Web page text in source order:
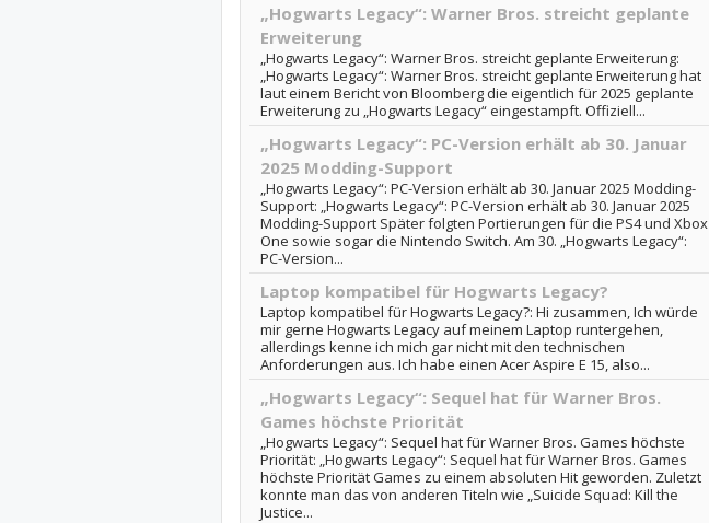
„Hogwarts Legacy“: Warner Bros. streicht geplante
Erweiterung
„Hogwarts Legacy“: Warner Bros. streicht geplante Erweiterung:
„Hogwarts Legacy“: Warner Bros. streicht geplante Erweiterung hat
laut einem Bericht von Bloomberg die eigentlich für 2025 geplante
Erweiterung zu „Hogwarts Legacy“ eingestampft. Offiziell...
„Hogwarts Legacy“: PC-Version erhält ab 30. Januar
2025 Modding-Support
„Hogwarts Legacy“: PC-Version erhält ab 30. Januar 2025 Modding-
Support: „Hogwarts Legacy“: PC-Version erhält ab 30. Januar 2025
Modding-Support Später folgten Portierungen für die PS4 und Xbox
One sowie sogar die Nintendo Switch. Am 30. „Hogwarts Legacy“:
PC-Version...
Laptop kompatibel für Hogwarts Legacy?
Laptop kompatibel für Hogwarts Legacy?: Hi zusammen, Ich würde
mir gerne Hogwarts Legacy auf meinem Laptop runtergehen,
allerdings kenne ich mich gar nicht mit den technischen
Anforderungen aus. Ich habe einen Acer Aspire E 15, also...
„Hogwarts Legacy“: Sequel hat für Warner Bros.
Games höchste Priorität
„Hogwarts Legacy“: Sequel hat für Warner Bros. Games höchste
Priorität: „Hogwarts Legacy“: Sequel hat für Warner Bros. Games
höchste Priorität Games zu einem absoluten Hit geworden. Zuletzt
konnte man das von anderen Titeln wie „Suicide Squad: Kill the
Justice...